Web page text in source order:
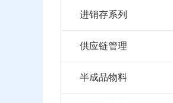
进销存系列
供应链管理
半成品物料